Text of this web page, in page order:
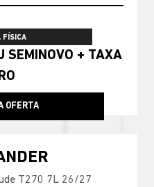
FÍSICA
OFERTA
T270 7L 26/27